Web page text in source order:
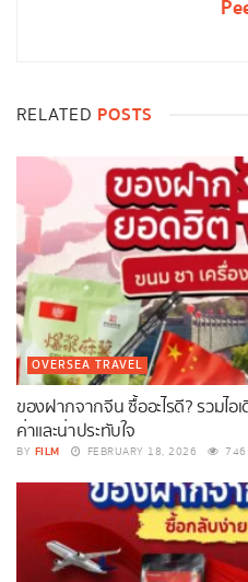
RELATED POSTS
OVERSEA TRAVEL
ของฝากจากจีน ซื้ออะไรดี? รวมไ
ค่าและน่าประทับใจ
BY FILM FEBRUARY 18, 2026 746